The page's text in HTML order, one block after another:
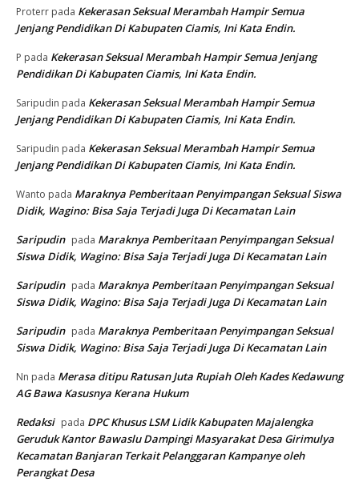
Proterr pada Kekerasan Seksual Merambah Hampir Semua
Jenjang Pendidikan Di Kabupaten Ciamis, Ini Kata Endin.
P pada Kekerasan Seksual Merambah Hampir Semua Jenjang
Pendidikan Di Kabupaten Ciamis, Ini Kata Endin.
Saripudin pada Kekerasan Seksual Merambah Hampir Semua
Jenjang Pendidikan Di Kabupaten Ciamis, Ini Kata Endin.
Saripudin pada Kekerasan Seksual Merambah Hampir Semua
Jenjang Pendidikan Di Kabupaten Ciamis, Ini Kata Endin.
Wanto pada Maraknya Pemberitaan Penyimpangan Seksual Siswa
Didik, Wagino: Bisa Saja Terjadi Juga Di Kecamatan Lain
Saripudin pada Maraknya Pemberitaan Penyimpangan Seksual
Siswa Didik, Wagino: Bisa Saja Terjadi Juga Di Kecamatan Lain
Saripudin pada Maraknya Pemberitaan Penyimpangan Seksual
Siswa Didik, Wagino: Bisa Saja Terjadi Juga Di Kecamatan Lain
Saripudin pada Maraknya Pemberitaan Penyimpangan Seksual
Siswa Didik, Wagino: Bisa Saja Terjadi Juga Di Kecamatan Lain
Nn pada Merasa ditipu Ratusan Juta Rupiah Oleh Kades Kedawung
AG Bawa Kasusnya Kerana Hukum
Redaksi pada DPC Khusus LSM Lidik Kabupaten Majalengka
Geruduk Kantor Bawaslu Dampingi Masyarakat Desa Girimulya
Kecamatan Banjaran Terkait Pelanggaran Kampanye oleh
Perangkat Desa